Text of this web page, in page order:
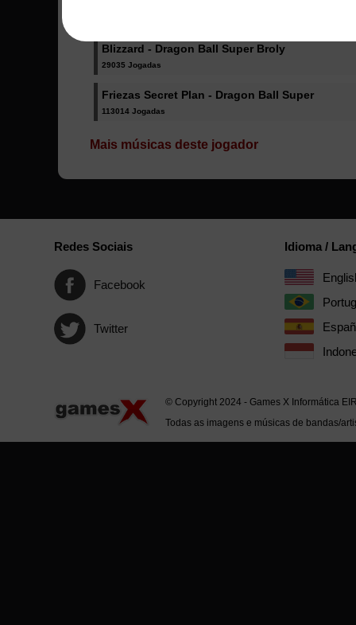
Blizzard - Dragon Ball Super Broly
29035 Jogadas
Friezas Secret Plan - Dragon Ball Super
113014 Jogadas
Mais músicas deste jogador
Redes Sociais
Facebook
Twitter
Idioma /
© Copyright 2024 - Games X Informática
Todas as imagens e músicas de bandas/